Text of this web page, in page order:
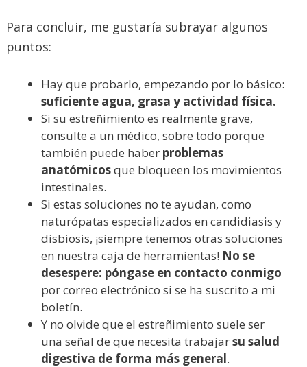
Para concluir, me gustaría subrayar algunos
puntos:
Hay que probarlo, empezando por lo básico:
suficiente agua, grasa y actividad física.
Si su estreñimiento es realmente grave,
consulte a un médico, sobre todo porque
también puede haber problemas
anatómicosque bloqueen los movimientos
intestinales.
Si estas soluciones no te ayudan, como
naturópatas especializados en candidiasis y
disbiosis, ¡siempre tenemos otras soluciones
en nuestra caja de herramientas! No se
desespere: póngase en contacto conmigo
por correo electrónico si se ha suscrito a mi
boletín.
Y no olvide que el estreñimiento suele ser
una señal de que necesita trabajarsu salud
digestiva de forma más general.